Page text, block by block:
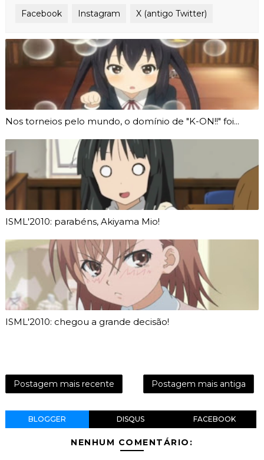
Facebook
Instagram X (antigo Twitter)
Nos torneios pelo mundo, o domínio de "K-ON!!" foi...
ISML'2010: parabéns, Akiyama Mio!
ISML'2010: chegou a grande decisão!
Postagem mais recente Postagem mais antiga
BLOGGER DISQUS FACEBOOK
NENHUM COMENTÁRIO: